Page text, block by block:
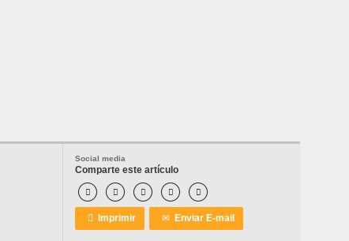
Social media
Comparte este artículo
    
 Imprimir ✉ Enviar E-mail